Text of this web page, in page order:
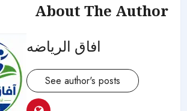
About The Author
افاق الرياضه
See author's posts